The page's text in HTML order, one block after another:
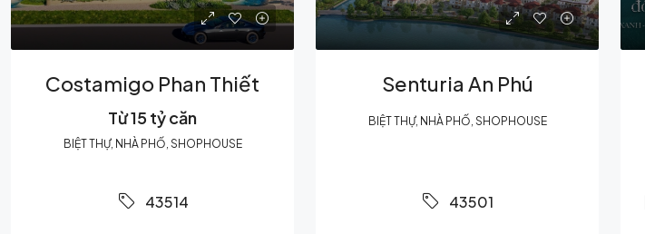
Costamigo Phan Thiết
Từ 15 tỷ căn
BIỆT THỰ, NHÀ PHỐ, SHOPHOUSE
43514
Senturia An Phú
BIỆT THỰ, NHÀ PHỐ, SHOPHOUSE
43501